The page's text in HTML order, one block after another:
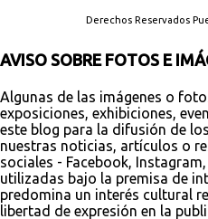
Derechos Reservados
AVISO SOBRE FOTOS E
Algunas de las imágenes o
exposiciones, exhibiciones,
este blog para la difusión de
nuestras noticias, artículos o
sociales - Facebook,
utilizadas bajo la premisa de
predomina un interés cultural
libertad de expresión en la